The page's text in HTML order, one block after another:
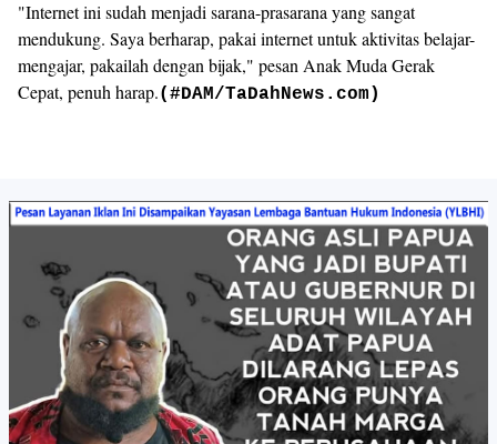
‎"Internet ini sudah menjadi sarana-prasarana yang sangat
mendukung. Saya berharap, pakai internet untuk aktivitas belajar-
mengajar, pakailah dengan bijak," pesan Anak Muda Gerak
Cepat, penuh harap.(#DAM/TaDahNews.com)